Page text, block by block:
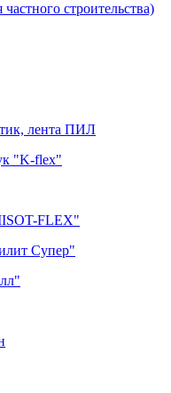
строительства)
лента ПИЛ
"K-flex"
FLEX"
Супер"